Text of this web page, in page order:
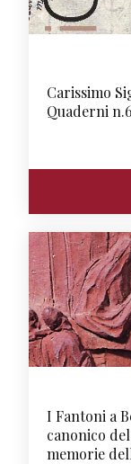
Carissimo
Quaderni n.6
I Fantoni a
canonico
memorie